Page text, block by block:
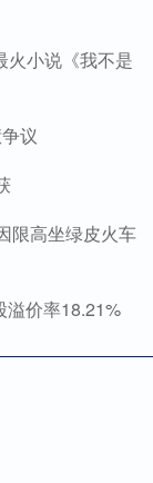
火小说《我不是
议
限高坐绿皮火车
溢价率18.21%